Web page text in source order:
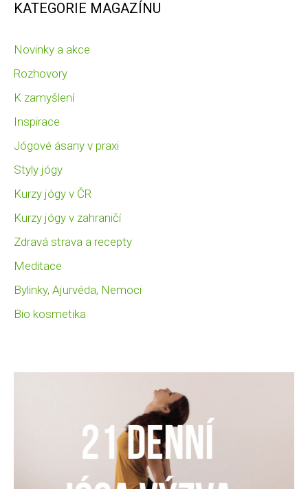
KATEGORIE MAGAZÍNU
Novinky a akce
Rozhovory
K zamyšlení
Inspirace
Jógové ásany v praxi
Styly jógy
Kurzy jógy v ČR
Kurzy jógy v zahraničí
Zdravá strava a recepty
Meditace
Bylinky, Ajurvéda, Nemoci
Bio kosmetika